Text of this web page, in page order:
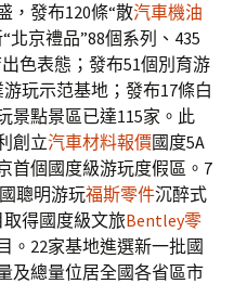
，發布120條“散汽車機油
北京禮品”88個系列、435
色表態；發布51個別育游
玩示范基地；發布17條白
景點景區已達115家。此
創立汽車材料報價國度5A
首個國度級游玩度假區。7
聰明游玩福斯零件沉醉式
得國度級文旅Bentley零
。22家基地進選新一批國
及總量位居全國各省區市